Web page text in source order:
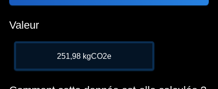
Valeur
251,98 kgCO2e